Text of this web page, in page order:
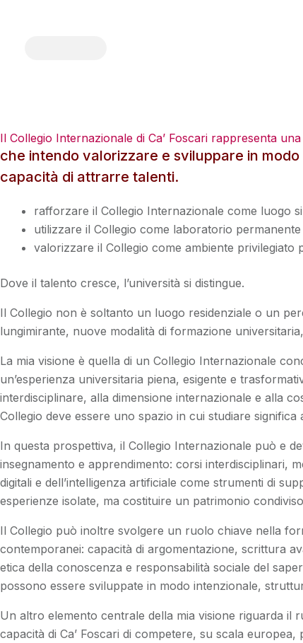
Il Collegio Internazionale di Ca’ Foscari rappresenta
che intendo valorizzare e sviluppare in
capacità di attrarre talenti.
rafforzare il Collegio Internazionale come luogo
utilizzare il Collegio come laboratorio
valorizzare il Collegio come ambiente
Dove il talento cresce, l’università si distingue.
Il Collegio non è soltanto un luogo residenziale o un
lungimirante, nuove modalità di formazione
La mia visione è quella di un Collegio Internazionale
un’esperienza universitaria piena, esigente e
interdisciplinare, alla dimensione internazionale e alla
Collegio deve essere uno spazio in cui studiare
In questa prospettiva, il Collegio Internazionale può e
insegnamento e apprendimento: corsi interdisciplinari,
digitali e dell’intelligenza artificiale come strumenti di
esperienze isolate, ma costituire un patrimonio
Il Collegio può inoltre svolgere un ruolo chiave nella
contemporanei: capacità di argomentazione, scrittura
etica della conoscenza e responsabilità sociale del
possono essere sviluppate in modo intenzionale,
Un altro elemento centrale della mia visione riguarda il
capacità di Ca’ Foscari di competere, su scala